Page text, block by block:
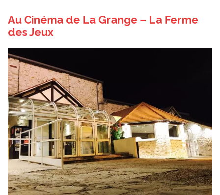
Au Cinéma de La Grange – La Ferme
des Jeux